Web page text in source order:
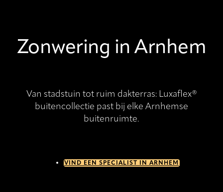
Zonwering in Arnhem
Van stadstuin tot ruim dakterras: Luxaflex®
buitencollectie past bij elke Arnhemse
buitenruimte.
VIND EEN SPECIALIST IN ARNHEM